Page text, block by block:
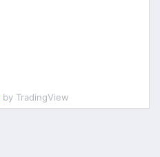
by TradingView